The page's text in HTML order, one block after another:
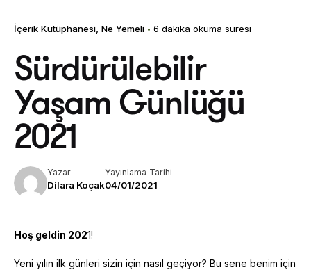
İçerik Kütüphanesi Ne Yemeli 6 dakika okuma süresi
Sürdürülebilir
Yaşam Günlüğü
2021
Yazar
Dilara Koçak
Yayınlama Tarihi
04/01/2021
Hoş geldin 2021!
Yeni yılın ilk günleri sizin için nasıl geçiyor? Bu sene benim için